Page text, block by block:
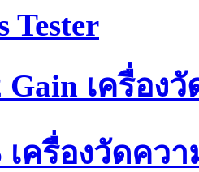
Tester
Gain เครื่อง
เครื่องวัดคว